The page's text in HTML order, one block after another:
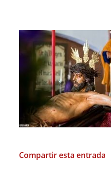
Compartir esta entrada